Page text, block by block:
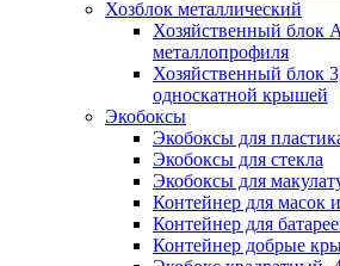
Хозблок металлический
Хозяйственный блок
металлопрофиля
Хозяйственный блок
односкатной крышей
Экобоксы
Экобоксы для
Экобоксы для стекла
Экобоксы для
Контейнер для масок
Контейнер для
Контейнер добрые